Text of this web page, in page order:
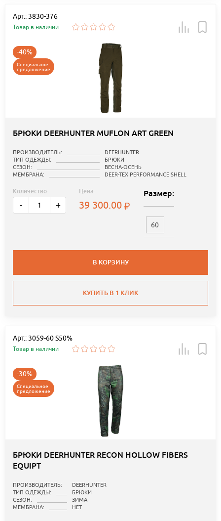
Арт.: 3830-376
Товар в наличии
-40%
Специальное
предложение
БРЮКИ DEERHUNTER MUFLON ART GREEN
ПРОИЗВОДИТЕЛЬ:
DEERHUNTER
ТИП ОДЕЖДЫ:
БРЮКИ
СЕЗОН:
ВЕСНА-ОСЕНЬ
МЕМБРАНА:
DEER-TEX PERFORMANCE SHELL
Количество:
- +
Цена:
39 300.00
Размер:
60
В КОРЗИНУ
КУПИТЬ В 1 КЛИК
Арт.: 3059-60 S50%
Товар в наличии
-30%
Специальное
предложение
БРЮКИ DEERHUNTER RECON HOLLOW FIBERS
EQUIPT
ПРОИЗВОДИТЕЛЬ:
DEERHUNTER
ТИП ОДЕЖДЫ:
БРЮКИ
СЕЗОН:
ЗИМА
МЕМБРАНА:
НЕТ